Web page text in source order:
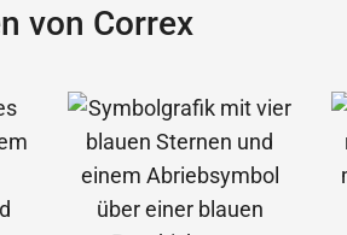
von Correx